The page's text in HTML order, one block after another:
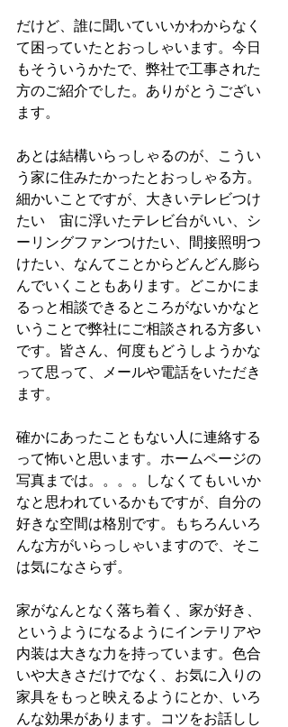
だけど、誰に聞いていいかわからなく
て困っていたとおっしゃいます。今日
もそういうかたで、弊社で工事された
方のご紹介でした。ありがとうござい
ます。
あとは結構いらっしゃるのが、こうい
う家に住みたかったとおっしゃる方。
細かいことですが、大きいテレビつけ
たい　宙に浮いたテレビ台がいい、シ
ーリングファンつけたい、間接照明つ
けたい、なんてことからどんどん膨ら
んでいくこともあります。どこかにま
るっと相談できるところがないかなと
いうことで弊社にご相談される方多い
です。皆さん、何度もどうしようかな
って思って、メールや電話をいただき
ます。
確かにあったこともない人に連絡する
って怖いと思います。ホームページの
写真までは。。。。しなくてもいいか
なと思われているかもですが、自分の
好きな空間は格別です。もちろんいろ
んな方がいらっしゃいますので、そこ
は気になさらず。
家がなんとなく落ち着く、家が好き、
というようになるようにインテリアや
内装は大きな力を持っています。色合
いや大きさだけでなく、お気に入りの
家具をもっと映えるようにとか、いろ
んな効果があります。コツをお話しし